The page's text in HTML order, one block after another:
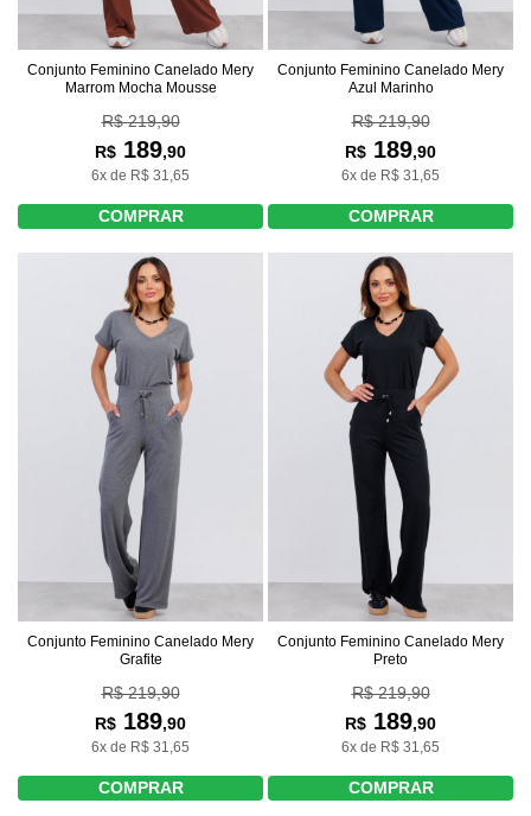
Conjunto Feminino Canelado Mery
Marrom Mocha Mousse
R$ 219,90
R$ 189,90
6x de R$ 31,65
COMPRAR
Conjunto Feminino Canelado Mery
Azul Marinho
R$ 219,90
R$ 189,90
6x de R$ 31,65
COMPRAR
Conjunto Feminino Canelado Mery
Grafite
R$ 219,90
R$ 189,90
6x de R$ 31,65
COMPRAR
Conjunto Feminino Canelado Mery
Preto
R$ 219,90
R$ 189,90
6x de R$ 31,65
COMPRAR